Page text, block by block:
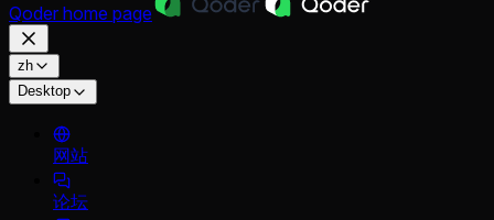
Qoder home page
zh
Desktop
网站
论坛